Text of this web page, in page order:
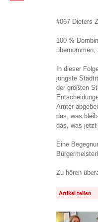
#067 Dieters
100 %
übernommen,
In dieser
jüngste
der größten
Ämter
das, was
das, was jetzt
Eine
Zu hören
Artikel teilen